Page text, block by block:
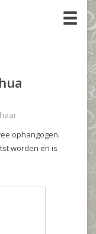
ophangogen.
worden en is